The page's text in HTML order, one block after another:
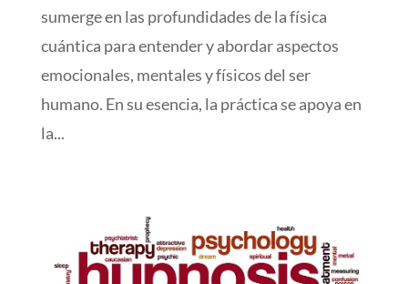
sumerge en las profundidades de la física
cuántica para entender y abordar aspectos
emocionales, mentales y físicos del ser
humano. En su esencia, la práctica se apoya en
la...